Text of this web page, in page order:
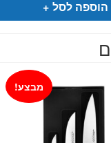
הוספה לסל
מבצע!